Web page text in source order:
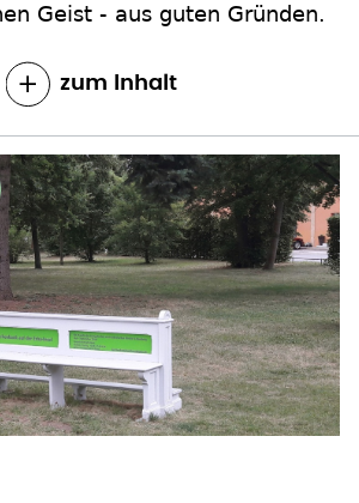
Geist - aus guten Gründen.
zum Inhalt